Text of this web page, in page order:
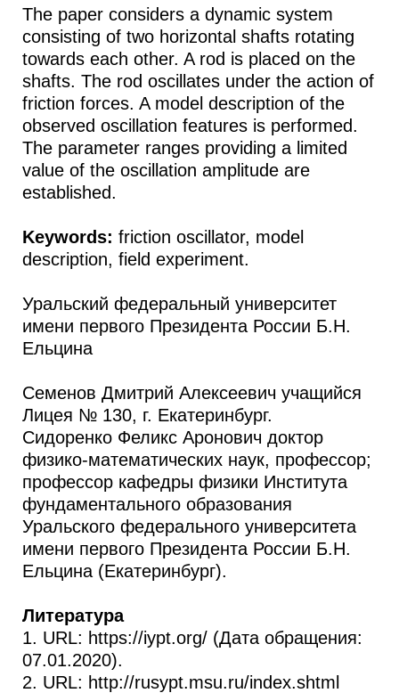
The paper considers a dynamic system
consisting of two horizontal shafts rotating
towards each other. A rod is placed on the
shafts. The rod oscillates under the action of
friction forces. A model description of the
observed oscillation features is performed.
The parameter ranges providing a limited
value of the oscillation amplitude are
established.
Keywords: friction oscillator, model
description, field experiment.
Уральский федеральный университет
имени первого Президента России Б.Н.
Ельцина
Семенов Дмитрий Алексеевич учащийся
Лицея № 130, г. Екатеринбург.
Сидоренко Феликс Аронович доктор
физико-математических наук, профессор;
профессор кафедры физики Института
фундаментального образования
Уральского федерального университета
имени первого Президента России Б.Н.
Ельцина (Екатеринбург).
Литература
1. URL: https://iypt.org/ (Дата обращения:
07.01.2020).
2. URL: http://rusypt.msu.ru/index.shtml